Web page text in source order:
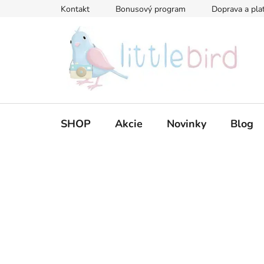
Kontakt Bonusový program Doprava a
SHOP Akcie Novinky Blog